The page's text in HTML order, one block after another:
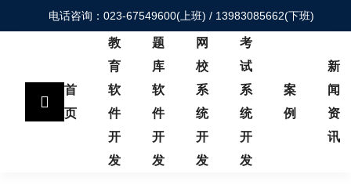
电话咨询：023-67549600(上班) / 13983085662(下班)
首
页
教
育
软
件
开
发
题
库
软
件
开
发
网
校
系
统
开
发
考
试
系
统
开
发
案
例
新
闻
资
讯